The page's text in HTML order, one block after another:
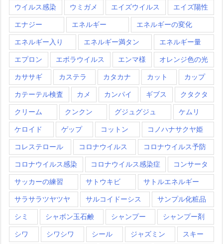
ウイルス感染 ウミガメ エイズウイルス エイズ陽性
エナジー エネルギー エネルギーの変化
エネルギー入り エネルギー満タン エネルギー量
エプロン エボラウイルス エンマ様 オレンジ色の光
カササギ カステラ カタカナ カット カップ
カテーテル検査 カメ カンパイ ギブス クタクタ
クリーム クンクン グジュグジュ ケムリ
ケロイド ゲップ コットン コノハナサクヤ姫
コレステロール コロナウイルス コロナウイルス予防
コロナウイルス感染 コロナウイルス感染症 コンサータ
サッカーの練習 サトウキビ サトルエネルギー
サラサラツヤツヤ サルコイドーシス サンプル化粧品
シミ シャボン玉石鹸 シャンプー シャンプー剤
シワ シワシワ シール ジャズミン スキー